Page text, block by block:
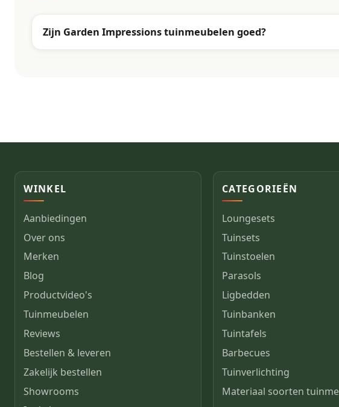
Zijn Garden Impressions tuinmeubelen goed?
WINKEL
Aanbiedingen
Over ons
Merken
Blog
Productvideo's
Tuinmeubelen
Reviews
Bestellen & leveren
Zakelijk bestellen
Showrooms
CATEGORIEËN
Loungesets
Tuinsets
Tuinstoelen
Parasols
Ligbedden
Tuinbanken
Tuintafels
Barbecues
Tuinverlichting
Materiaal soorten